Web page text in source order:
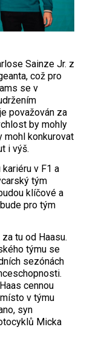
Sainze Jr. z
což pro
se v
považován za
by mohly
mohl konkurovat
i výš.
v F1 a
tým
klíčové a
pro tým
tu od Haasu.
týmu se
sezónách
cennou
v týmu
syn
Micka